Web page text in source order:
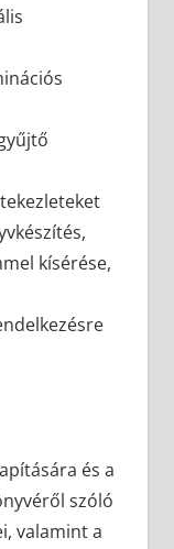
kísérése,
és a
szóló
valamint a